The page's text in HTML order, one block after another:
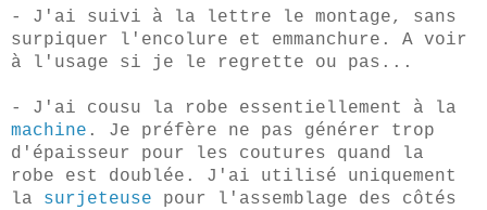
- J'ai suivi à la lettre le montage, sans
surpiquer l'encolure et emmanchure. A voir
à l'usage si je le regrette ou pas...
- J'ai cousu la robe essentiellement à la
machine . Je préfère ne pas générer trop
d'épaisseur pour les coutures quand la
robe est doublée. J'ai utilisé uniquement
la surjeteuse pour l'assemblage des côtés